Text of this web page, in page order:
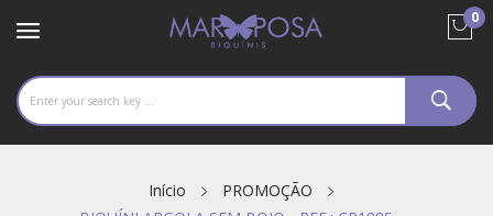
0
Início
PROMOÇÃO